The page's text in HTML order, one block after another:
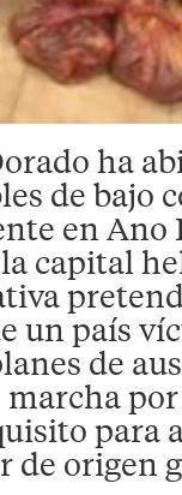
ha
de bajo
en Ano
capital
un país
de
para
de origen